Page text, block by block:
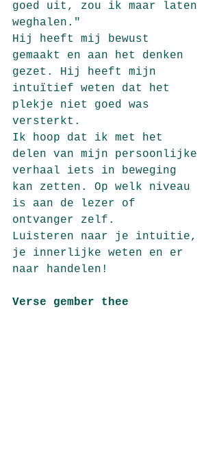
goed uit, zou ik maar laten
weghalen."
Hij heeft mij bewust
gemaakt en aan het denken
gezet. Hij heeft mijn
intuïtief weten dat het
plekje niet goed was
versterkt.
Ik hoop dat ik met het
delen van mijn persoonlijke
verhaal iets in beweging
kan zetten. Op welk niveau
is aan de lezer of
ontvanger zelf.
Luisteren naar je intuitie,
je innerlijke weten en er
naar handelen!
Verse gember thee